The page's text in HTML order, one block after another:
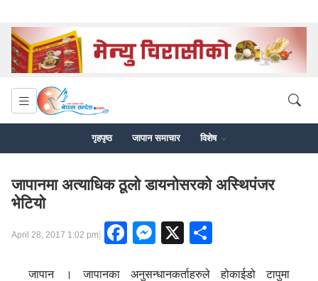
गृहपृष्ठ जापान समाचार विशेष
जापानमा अत्याधिक ठूलो डायनोसरको अस्थिपंजर
भेटियो
April 28, 2017 1:02 pm| Facebook
Messenger
X
जापान । जापानका अनुसन्धानकर्ताहरुले होकाईडो टापुमा